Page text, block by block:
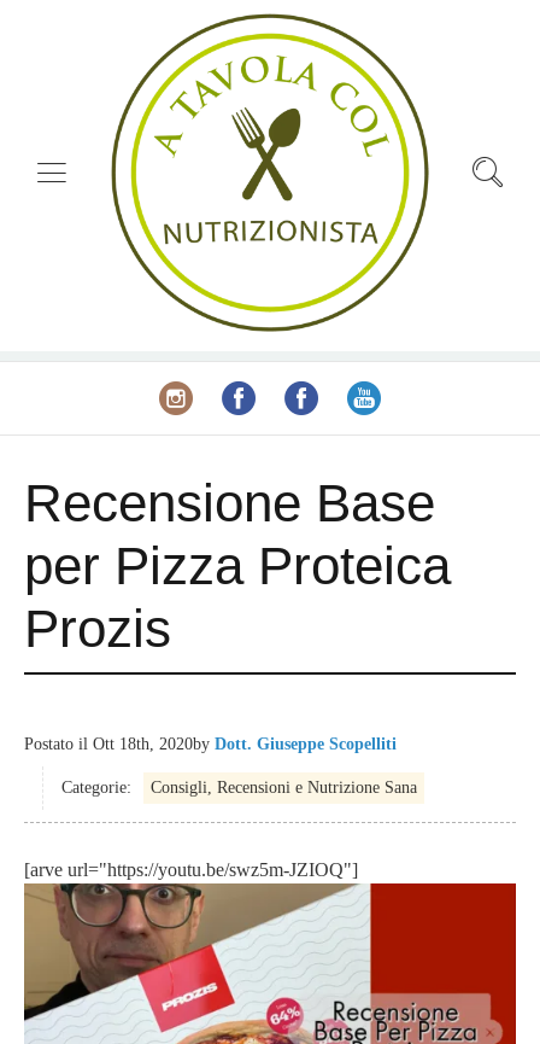
Recensione Base
per Pizza Proteica
Prozis
Postato il Ott 18th, 2020by Dott. Giuseppe Scopelliti
Categorie: Consigli, Recensioni e Nutrizione Sana
[arve url="https://youtu.be/swz5m-JZIOQ"]